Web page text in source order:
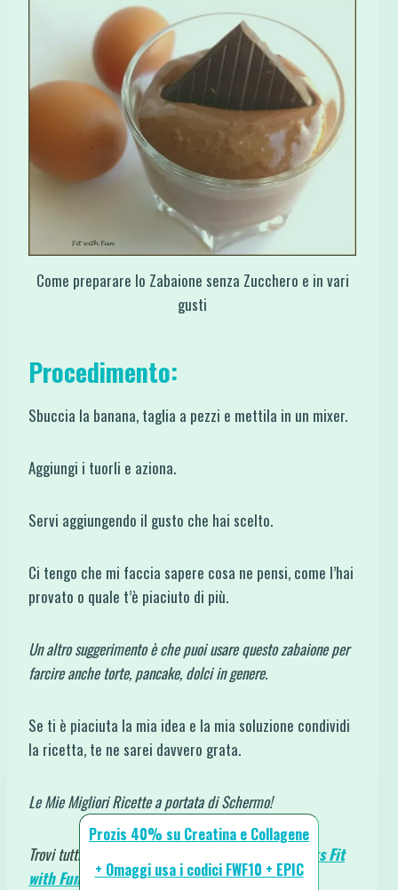
Come preparare lo Zabaione senza Zucchero e in vari
gusti
Procedimento:
Sbuccia la banana, taglia a pezzi e mettila in un mixer.
Aggiungi i tuorli e aziona.
Servi aggiungendo il gusto che hai scelto.
Ci tengo che mi faccia sapere cosa ne pensi, come l’hai
provato o quale t’è piaciuto di più.
Un altro suggerimento è che puoi usare questo zabaione per
farcire anche torte, pancake, dolci in genere.
Se ti è piaciuta la mia idea e la mia soluzione condividi
la ricetta, te ne sarei davvero grata.
Le Mie Migliori Ricette a portata di Schermo!
Trovi tutti i miei
Ebooks Fit
with Fun.
Prozis 40% su Creatina e Collagene
+ Omaggi usa i codici FWF10 + EPIC